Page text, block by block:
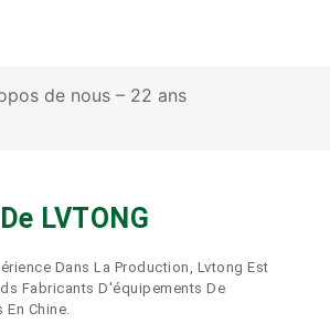
de nous – 22 ans
LVTONG
Dans La Production, Lvtong Est
Fabricants D'équipements De
Chine.